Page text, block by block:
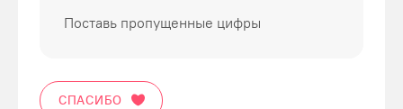
Поставь пропущенные цифры
СПАСИБО